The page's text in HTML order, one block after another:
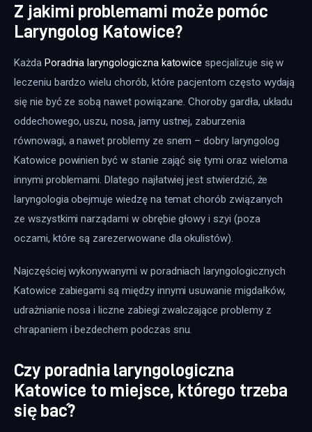
Z jakimi problemami może pomóc
Laryngolog Katowice?
Każda Poradnia laryngologiczna katowice specjalizuje się w
leczeniu bardzo wielu chorób, które pacjentom często wydają
się nie być ze sobą nawet powiązane. Choroby gardła, układu
oddechowego, uszu, nosa, jamy ustnej, zaburzenia
równowagi, a nawet problemy ze snem – dobry laryngolog
Katowice powinien być w stanie zająć się tymi oraz wieloma
innymi problemami. Dlatego najłatwiej jest stwierdzić, że
laryngologia obejmuje wiedzę na temat chorób związanych
ze wszystkimi narządami w obrębie głowy i szyi (poza
oczami, które są zarezerwowane dla okulistów).
Najczęściej wykonywanymi w poradniach laryngologicznych
Katowice zabiegami są między innymi usuwanie migdałków,
udrażnianie nosa i liczne zabiegi zwalczające problemy z
chrapaniem i bezdechem podczas snu.
Czy poradnia laryngologiczna
Katowice to miejsce, którego trzeba
się bać?